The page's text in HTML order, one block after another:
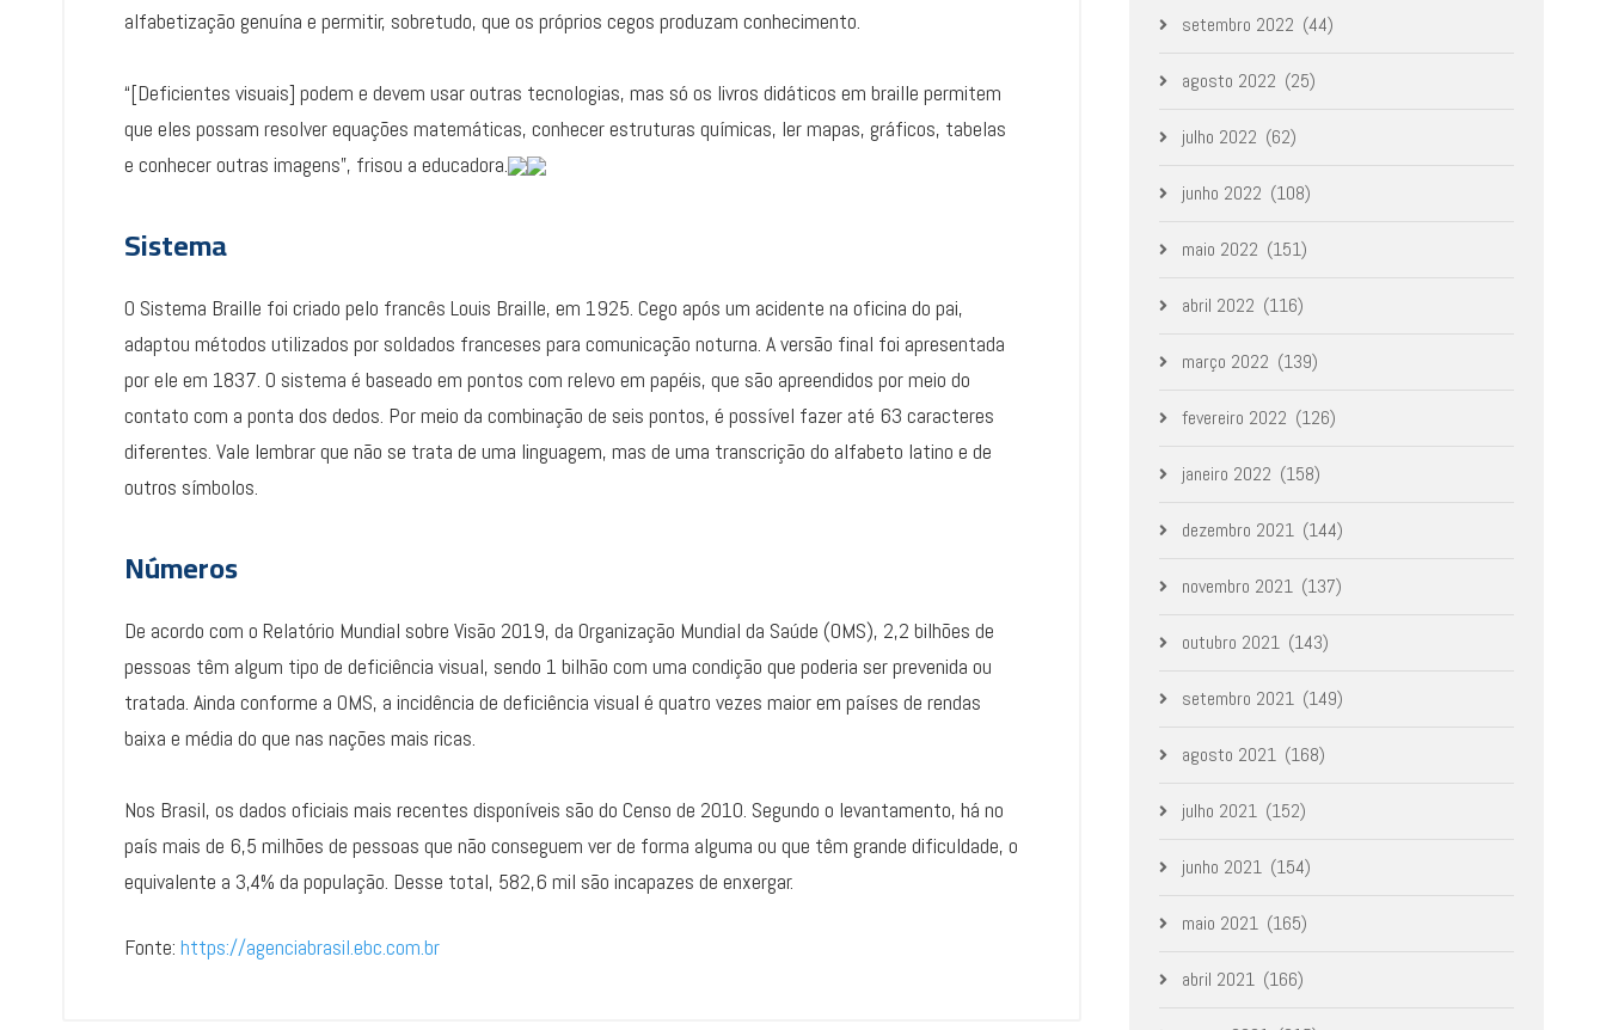
alfabetização genuína e permitir, sobretudo, que os próprios cegos produzam conhecimento.
“[Deficientes visuais] podem e devem usar outras tecnologias, mas só os livros didáticos em braille permitem
que eles possam resolver equações matemáticas, conhecer estruturas químicas, ler mapas, gráficos, tabelas
e conhecer outras imagens”, frisou a educadora.
Sistema
O Sistema Braille foi criado pelo francês Louis Braille, em 1925. Cego após um acidente na oficina do pai,
adaptou métodos utilizados por soldados franceses para comunicação noturna. A versão final foi apresentada
por ele em 1837. O sistema é baseado em pontos com relevo em papéis, que são apreendidos por meio do
contato com a ponta dos dedos. Por meio da combinação de seis pontos, é possível fazer até 63 caracteres
diferentes. Vale lembrar que não se trata de uma linguagem, mas de uma transcrição do alfabeto latino e de
outros símbolos.
Números
De acordo com o Relatório Mundial sobre Visão 2019, da Organização Mundial da Saúde (OMS), 2,2 bilhões de
pessoas têm algum tipo de deficiência visual, sendo 1 bilhão com uma condição que poderia ser prevenida ou
tratada. Ainda conforme a OMS, a incidência de deficiência visual é quatro vezes maior em países de rendas
baixa e média do que nas nações mais ricas.
Nos Brasil, os dados oficiais mais recentes disponíveis são do Censo de 2010. Segundo o levantamento, há no
país mais de 6,5 milhões de pessoas que não conseguem ver de forma alguma ou que têm grande dificuldade, o
equivalente a 3,4% da população. Desse total, 582,6 mil são incapazes de enxergar.
Fonte: https://agenciabrasil.ebc.com.br
setembro 2022 (44)
agosto 2022 (25)
julho 2022 (62)
junho 2022 (108)
maio 2022 (151)
abril 2022 (116)
março 2022 (139)
fevereiro 2022 (126)
janeiro 2022 (158)
dezembro 2021 (144)
novembro 2021 (137)
outubro 2021 (143)
setembro 2021 (149)
agosto 2021 (168)
julho 2021 (152)
junho 2021 (154)
maio 2021 (165)
abril 2021 (166)